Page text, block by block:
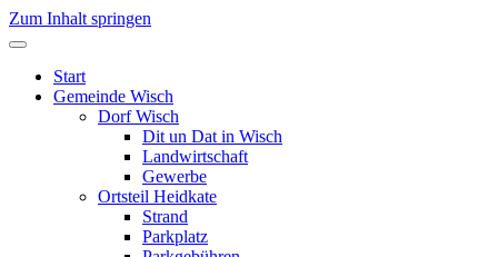
Zum Inhalt springen
Start
Gemeinde Wisch
Dorf Wisch
Dit un Dat in Wisch
Landwirtschaft
Gewerbe
Ortsteil Heidkate
Strand
Parkplatz